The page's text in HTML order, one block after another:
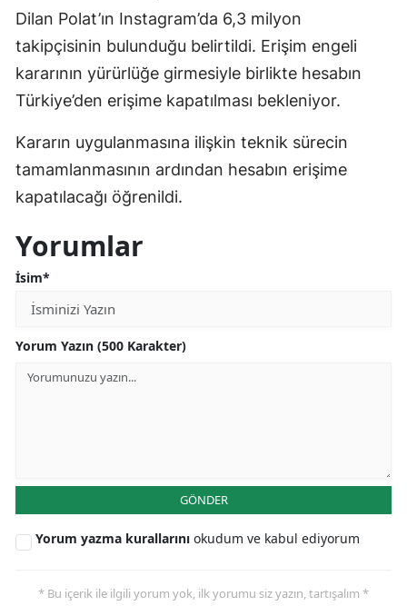
Dilan Polat’ın Instagram’da 6,3 milyon
takipçisinin bulunduğu belirtildi. Erişim engeli
kararının yürürlüğe girmesiyle birlikte hesabın
Türkiye’den erişime kapatılması bekleniyor.
Kararın uygulanmasına ilişkin teknik sürecin
tamamlanmasının ardından hesabın erişime
kapatılacağı öğrenildi.
Yorumlar
İsim*
Yorum Yazın (500 Karakter)
GÖNDER
Yorum yazma kurallarını okudum ve kabul ediyorum
* Bu içerik ile ilgili yorum yok, ilk yorumu siz yazın, tartışalım *